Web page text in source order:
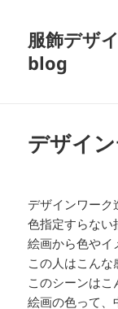
服飾デザ
blog
デザイ
デザインワーク
色指定すらない
絵画から色やイ
この人はこんな
このシーンは
絵画の色って、